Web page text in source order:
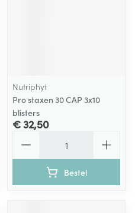
Nutriphyt
Pro staxen 30 CAP 3x10
blisters
€ 32,50
Bestel